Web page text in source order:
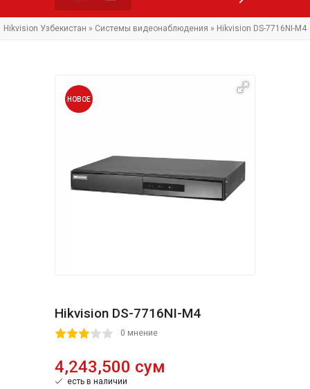
Hikvision Узбекистан » Системы видеонаблюдения » Hikvision DS-7716NI-M4
НОВОЕ
Hikvision DS-7716NI-M4
0 мнение
4,243,500 сум
есть в наличии